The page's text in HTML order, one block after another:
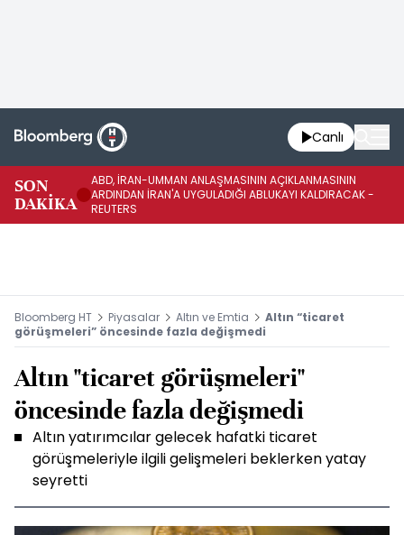
Canlı
SON
DAKİKA
ABD, İRAN-UMMAN ANLAŞMASININ AÇIKLANMASININ
ARDINDAN İRAN'A UYGULADIĞI ABLUKAYI KALDIRACAK -
REUTERS
Bloomberg HT Piyasalar Altın ve Emtia
Altın “ticaret
görüşmeleri” öncesinde fazla değişmedi
Altın "ticaret görüşmeleri"
öncesinde fazla değişmedi
Altın yatırımcılar gelecek hafatki ticaret
görüşmeleriyle ilgili gelişmeleri beklerken yatay
seyretti